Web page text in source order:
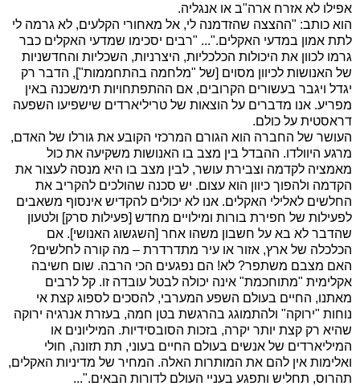
אפילו לא אזרח ארה"ב או אנגליה.
הוא כותב: "ההצצה שהזדמנה לי, אל מאחורי הקלעים, לא גרמה לי
לתת אמון במדעי האקלים."... "רבים יסכימו שמדעי האקלים כבר
גרמו לכוון את היכולות הכלכליות, היצרניות, השכליות והחדשניות
של האנושות לכיוון מסוים [של "מלחמה בהתחממות"], הדבר רק
יגדל ויגבר בעשורים הקרובים, אם ההתפתחויות תימשכנה באין
מפריע. אנו מדברים על הוצאות של טריליארדים שישפיעו השפעה
דראסטית על כולם.
העושר של החברה הוא הגורם המרכזי הקובע את גורלו של האדם,
מרגע היוולדו. ההבדל בין מצב בו האנושות משקיעה את כול
מאמציה לקדמה וצבירת עושר, לבין מצב בו היא מנסה לעצור את
הקדמה ולהפוך כיוון הוא עצום. יש סכנה שהולכים להקריב את
החלשים לאלילי האקלים. אנו לא יכולים להקדיש אינסוף משאבים
לפעילות של חפירת בורות ומילויים מחדש [פעילות סרק] ולטעון
שהדבר לא בא על חשבון משהו אחר [השגשוג האנושי]. אם
הכלכלה של ארץ, אזור או עיר מתדרדרת – מה קורה לחלשים?
האם מצבם משתפר? לא! הם נפגעים הכי הרבה. שום חשיבה
אקלימית "מתוחכמת" אינה יכולה לבטל עובדה זו. קל לרבים
מאתנו, החיים בעולם השפע המערבי, להסכים לספוג קצת אי
נוחות "ירוקה" ולהתמוגג בהרגשת בטן חמה, בעזרת אנרגיה ירוקה
שהיא רק קצת יותר יקרה, בזכות הסובסידיות. המיליונים או
המיליארדים של אנשים בעולם החיים בעוני, תת תזונה, חולי
ואלימות אין להם את המותרות האלה. המחיר של מדיניות האקלים,
תהרוס, תחליש ותפגע בעניי העולם לדורות הבאים."...